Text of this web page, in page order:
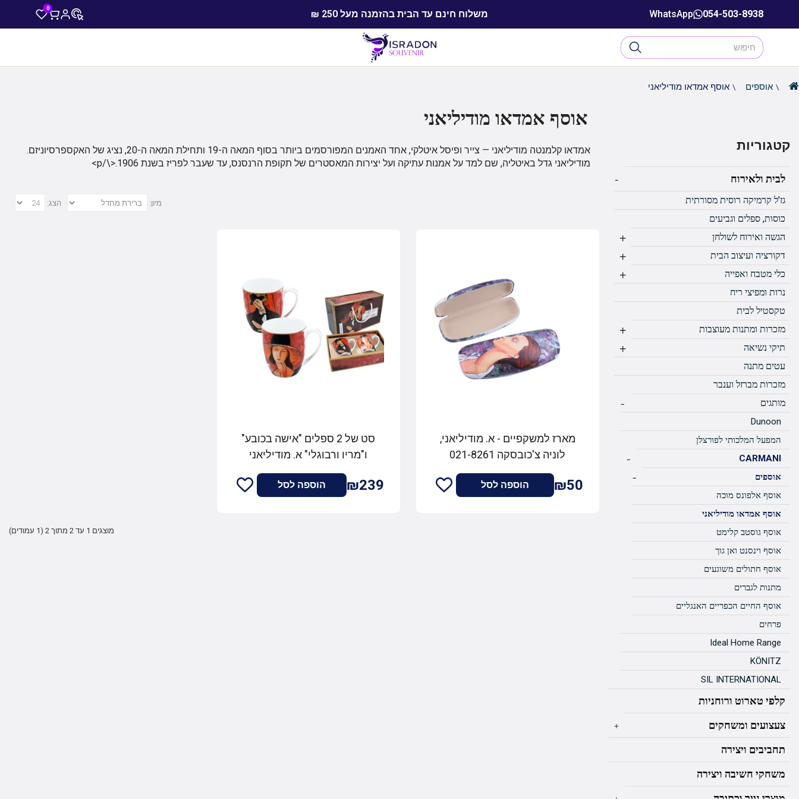
054-503-8938
WhatsApp משלוח חינם עד הבית בהזמנה מעל 250 ₪
0
אוספים אוסף אמדאו מודיליאני
קטגוריות
לבית ולאירוח -
גז'ל קרמיקה רוסית מסורתית
כוסות, ספלים וגביעים
הגשה ואירוח לשולחן
+
דקורציה ועיצוב הבית +
כלי מטבח ואפייה +
נרות ומפיצי ריח
טקסטיל לבית
מזכרות ומתנות מעוצבות
+
תיקי נשיאה +
עטים מתנה
מזכרות מברזל וענבר
מותגים
-
Dunoon
המפעל המלכותי לפורצלן
CARMANI
-
אוספים -
אוסף אלפונס מוכה
אוסף אמדאו מודיליאני
אוסף גוסטב קלימט
אוסף וינסנט ואן גוך
אוסף חתולים משוגעים
מתנות לגברים
אוסף החיים הכפריים האנגליים
פרחים
Ideal Home Range
KÖNITZ
SIL INTERNATIONAL
קלפי טארוט ורוחניות
צעצועים ומשחקים
+
תחביבים ויצירה
משחקי חשיבה ויצירה
אוסף אמדאו מודיליאני
אמדאו קלמנטה מודיליאני — צייר ופיסל איטלקי, אחד האמנים המפורסמים ביותר בסוף המאה ה-19 ותחילת המאה ה-20, נציג של האקספרסיוניזם.
מודיליאני גדל באיטליה, שם למד על אמנות עתיקה ועל יצירות המאסטרים של תקופת הרנסנס, עד שעבר לפריז בשנת 1906.<\/p>
הצג: מיון:
מארז למשקפיים - א. מודיליאני,
לוניה צ'כובסקה 021-8261
Carmani
₪50 הוספה לסל
סט של 2 ספלים "אישה בכובע"
ו"מריו ורבוגלי" א. מודיליאני
₪239 הוספה לסל
מוצגים 1 עד 2 מתוך 2 (1 עמודים)